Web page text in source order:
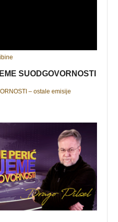
SUODGOVORNOSTI
– ostale emisije